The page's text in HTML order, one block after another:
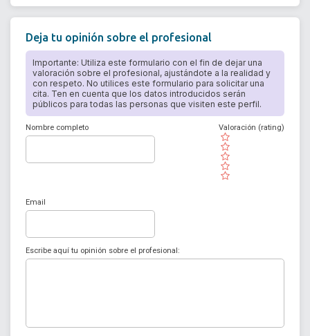
Deja tu opinión sobre el profesional
Importante: Utiliza este formulario con el fin de dejar una
valoración sobre el profesional, ajustándote a la realidad y
con respeto. No utilices este formulario para solicitar una
cita. Ten en cuenta que los datos introducidos serán
públicos para todas las personas que visiten este perfil.
Nombre completo
( )
( )
( )
( )
( )
Valoración (rating)
Email
Escribe aquí tu opinión sobre el profesional: